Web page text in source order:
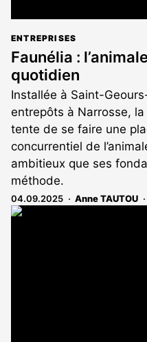
ENTREPRISES
Faunélia :
quotidien
Installée à Saint-
entrepôts à Narrosse,
tente de se faire une
concurrentiel de
ambitieux que ses
méthode.
04.09.2025 Anne TAUTOU